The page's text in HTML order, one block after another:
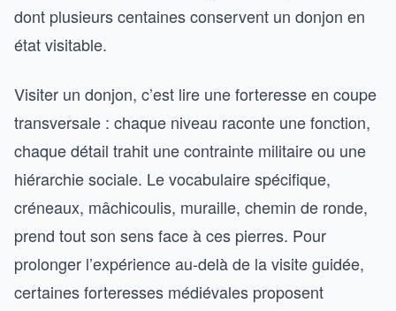
dont plusieurs centaines conservent un donjon en
état visitable.
Visiter un donjon, c’est lire une forteresse en coupe
transversale : chaque niveau raconte une fonction,
chaque détail trahit une contrainte militaire ou une
hiérarchie sociale. Le vocabulaire spécifique,
créneaux, mâchicoulis, muraille, chemin de ronde,
prend tout son sens face à ces pierres. Pour
prolonger l’expérience au-delà de la visite guidée,
certaines forteresses médiévales proposent